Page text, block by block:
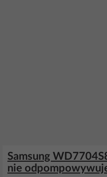
Samsung
nie